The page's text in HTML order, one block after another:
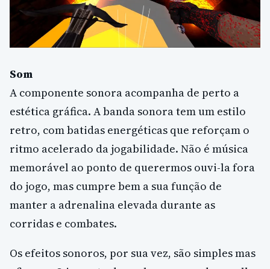
Som
A componente sonora acompanha de perto a
estética gráfica. A banda sonora tem um estilo
retro, com batidas energéticas que reforçam o
ritmo acelerado da jogabilidade. Não é música
memorável ao ponto de querermos ouvi-la fora
do jogo, mas cumpre bem a sua função de
manter a adrenalina elevada durante as
corridas e combates.
Os efeitos sonoros, por sua vez, são simples mas